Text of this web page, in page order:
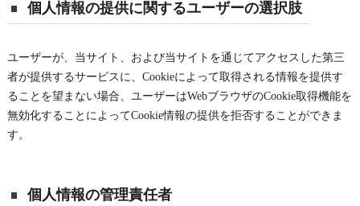
個人情報の提供に関するユーザーの選択肢
ユーザーが、当サイト、および当サイトを通じてアクセスした第三
者が提供するサービスに、Cookieによって取得される情報を提供す
ることを望まない場合、ユーザーはWebブラウザのCookie取得機能を
無効化することによってCookie情報の提供を拒否することができま
す。
個人情報の管理責任者